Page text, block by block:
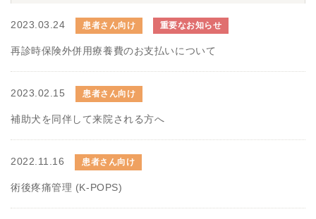
2023.03.24 患者さん向け 重要なお知らせ
再診時保険外併用療養費のお支払いについて
2023.02.15 患者さん向け
補助犬を同伴して来院される方へ
2022.11.16 患者さん向け
術後疼痛管理 (K-POPS)